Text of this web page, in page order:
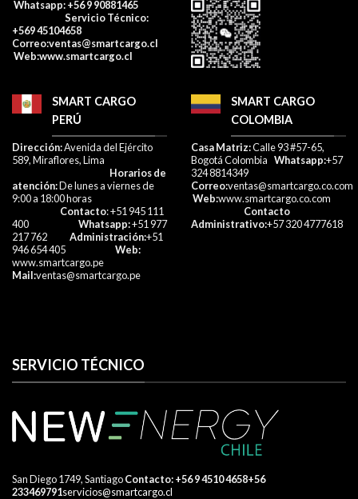
Whatsapp: +56 9 90881465
Servicio Técnico:
+569 45104658
Correo:ventas@smartcargo.cl
Web:www.smartcargo.cl
SMART CARGO
PERÚ
Dirección:Avenida del Ejército
589, Miraflores, Lima
Horarios de
atención:De lunes a viernes de
9:00 a 18:00 horas
Contacto: +51 945 111
400 Whatsapp:+51 977
217 762 Administración:+51
946 654 405
Web:
www.smartcargo.pe
Mail:ventas@smartcargo.pe
SMART CARGO
COLOMBIA
Casa Matriz:Calle 93 #57-65,
Bogotá Colombia Whatsapp:+57
324 8814349
Correo:ventas@smartcargo.co.com
Web:www.smartcargo.co.com
Contacto
Administrativo:+57 320 4777618​
SERVICIO TÉCNICO
San Diego 1749, Santiago​ Contacto:+56 9 4510 4658+56
233469791servicios@smartcargo.cl